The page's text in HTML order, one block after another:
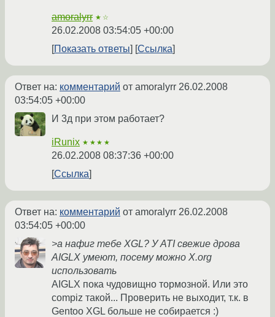
amoralyrr ★☆
26.02.2008 03:54:05 +00:00
Показать ответы
Ссылка
Ответ на: комментарий от amoralyrr 26.02.2008
03:54:05 +00:00
И 3д при этом работает?
iRunix ★★★★
26.02.2008 08:37:36 +00:00
Ссылка
Ответ на: комментарий от amoralyrr 26.02.2008
03:54:05 +00:00
>а нафиг тебе XGL? У ATI свежие дрова
AIGLX умеют, посему можно X.org
использовать
AIGLX пока чудовищно тормозной. Или это
compiz такой... Проверить не выходит, т.к. в
Gentoo XGL больше не собирается :)